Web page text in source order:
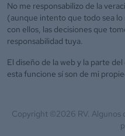
No me responsabilizo de la
(aunque intento que todo sea
con ellos, las decisiones que
responsabilidad tuya.
El diseño de la web y la parte
esta funcione sí son de mi
Copyright ©2026 RV. Algunos